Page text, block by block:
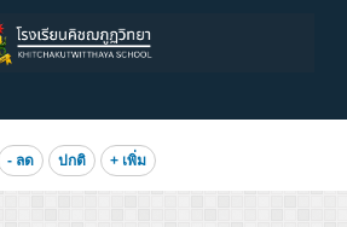
- ลด ปกติ + เพิ่ม